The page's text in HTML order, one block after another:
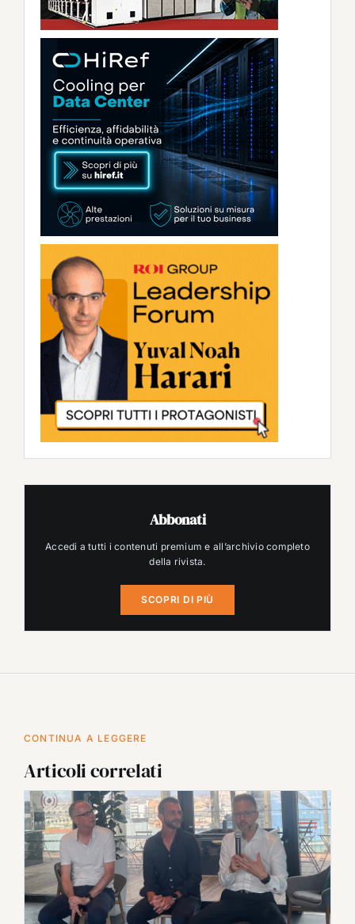
Abbonati
Accedi a tutti i contenuti premium e all’archivio completo
della rivista.
SCOPRI DI PIÙ
CONTINUA A LEGGERE
Articoli correlati